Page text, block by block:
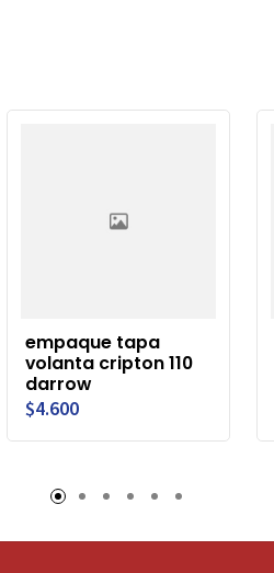
empaque tapa
volanta cripton 110
darrow
$4.600